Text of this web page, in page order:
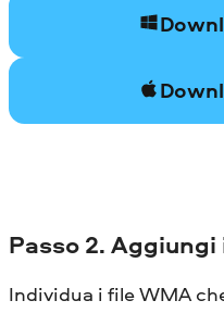
Passo 2.
Individua i file WMA